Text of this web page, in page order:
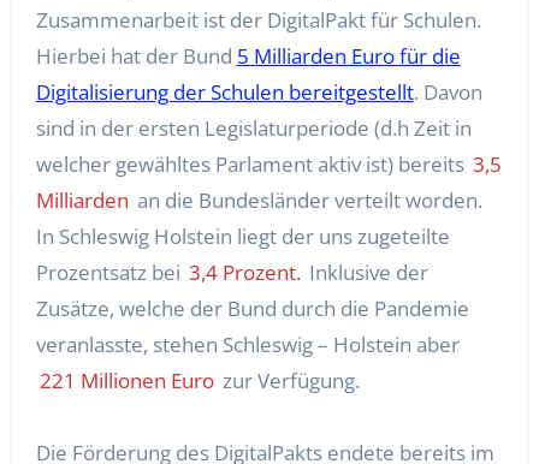
Zusammenarbeit ist der DigitalPakt für Schulen.
Hierbei hat der Bund 5 Milliarden Euro für die
Digitalisierung der Schulen bereitgestellt. Davon
sind in der ersten Legislaturperiode (d.h Zeit in
welcher gewähltes Parlament aktiv ist) bereits 3,5
Milliarden an die Bundesländer verteilt worden.
In Schleswig Holstein liegt der uns zugeteilte
Prozentsatz bei 3,4 Prozent. Inklusive der
Zusätze, welche der Bund durch die Pandemie
veranlasste, stehen Schleswig – Holstein aber
221 Millionen Euro zur Verfügung.
Die Förderung des DigitalPakts endete bereits im